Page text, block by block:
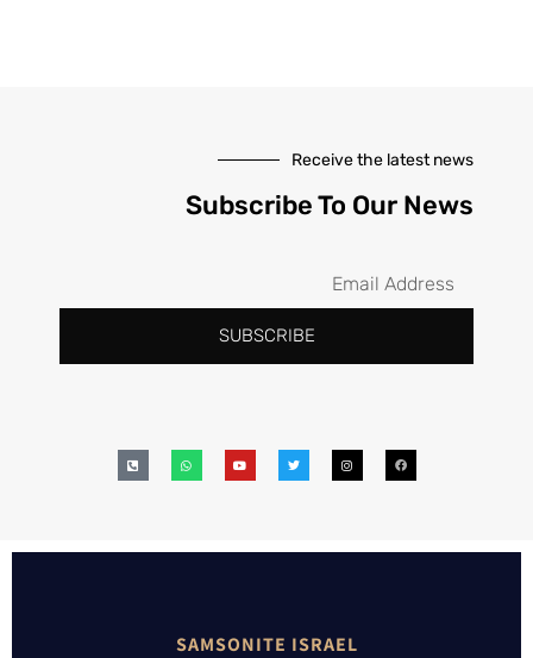
Receive the latest news
Subscribe To Our News
SUBSCRIBE
SAMSONITE ISRAEL